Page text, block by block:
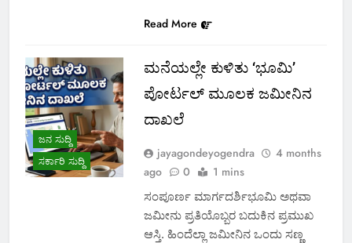
Read More
ಜನ ಸುದ್ದಿ
ಸರ್ಕಾರಿ ಸುದ್ದಿ
ಮನೆಯಲ್ಲೇ ಕುಳಿತು ‘ಭೂಮಿ’
ಪೋರ್ಟಲ್ ಮೂಲಕ ಜಮೀನಿನ
ದಾಖಲೆ
jayagondeyogendra
4 months
ago
0 1 mins
ಸಂಪೂರ್ಣ ಮಾರ್ಗದರ್ಶಿಭೂಮಿ ಅಥವಾ
ಜಮೀನು ಪ್ರತಿಯೊಬ್ಬರ ಬದುಕಿನ ಪ್ರಮುಖ
ಆಸ್ತಿ. ಹಿಂದೆಲ್ಲಾ ಜಮೀನಿನ ಒಂದು ಸಣ್ಣ